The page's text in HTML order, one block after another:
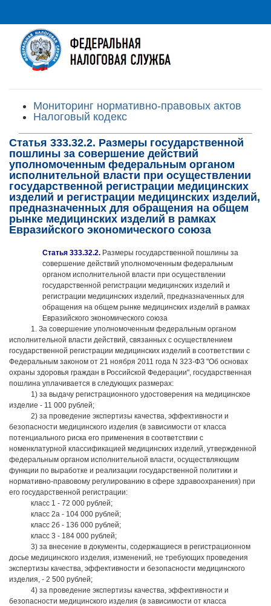
Мониторинг нормативно-правовых актов
Налоговый кодекс
Статья 333.32.2. Размеры государственной
пошлины за совершение действий
уполномоченным федеральным органом
исполнительной власти при осуществлении
государственной регистрации медицинских
изделий и регистрации медицинских изделий,
предназначенных для обращения на общем
рынке медицинских изделий в рамках
Евразийского экономического союза
Статья 333.32.2. Размеры государственной пошлины за
совершение действий уполномоченным федеральным
органом исполнительной власти при осуществлении
государственной регистрации медицинских изделий и
регистрации медицинских изделий, предназначенных для
обращения на общем рынке медицинских изделий в рамках
Евразийского экономического союза
1. За совершение уполномоченным федеральным органом
исполнительной власти действий, связанных с осуществлением
государственной регистрации медицинских изделий в соответствии с
Федеральным законом от 21 ноября 2011 года N 323-ФЗ "Об основах
охраны здоровья граждан в Российской Федерации", государственная
пошлина уплачивается в следующих размерах:
1) за выдачу регистрационного удостоверения на медицинское
изделие - 11 000 рублей;
2) за проведение экспертизы качества, эффективности и
безопасности медицинского изделия (в зависимости от класса
потенциального риска его применения в соответствии с
номенклатурной классификацией медицинских изделий, утвержденной
федеральным органом исполнительной власти, осуществляющим
функции по выработке и реализации государственной политики и
нормативно-правовому регулированию в сфере здравоохранения) при
его государственной регистрации:
класс 1 - 72 000 рублей;
класс 2а - 104 000 рублей;
класс 2б - 136 000 рублей;
класс 3 - 184 000 рублей;
3) за внесение в документы, содержащиеся в регистрационном
досье медицинского изделия, изменений, не требующих проведения
экспертизы качества, эффективности и безопасности медицинского
изделия, - 2 500 рублей;
4) за проведение экспертизы качества, эффективности и
безопасности медицинского изделия (в зависимости от класса